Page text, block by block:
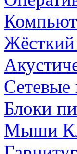
Жёсткий
Сетевые
Блоки
Мыши